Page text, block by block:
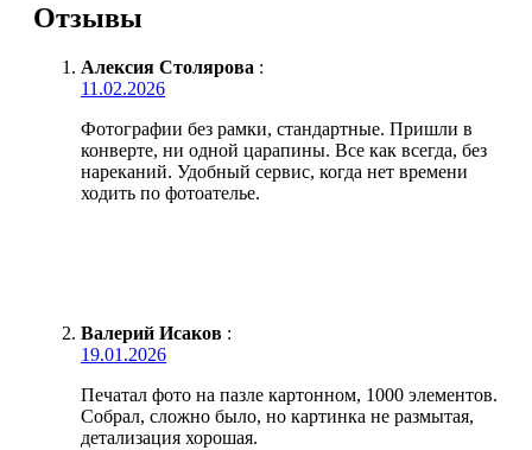
Отзывы
Алексия Столярова :
11.02.2026
Фотографии без рамки, стандартные. Пришли в
конверте, ни одной царапины. Все как всегда, без
нареканий. Удобный сервис, когда нет времени
ходить по фотоателье.
Валерий Исаков :
19.01.2026
Печатал фото на пазле картонном, 1000 элементов.
Собрал, сложно было, но картинка не размытая,
детализация хорошая.